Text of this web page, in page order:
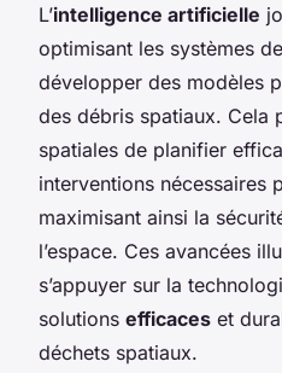
L’intelligence artificielle
optimisant les systèmes
développer des modèles
des débris spatiaux. Cela
spatiales de planifier
interventions nécessaires
maximisant ainsi la
l’espace. Ces avancées
s’appuyer sur la
solutions efficaces et
déchets spatiaux.